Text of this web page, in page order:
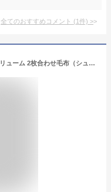
全てのおすすめコメント (1件) >
ダブル 昭和西川 ふっくらあたたか ボリューム 2枚合わせ毛布（シュリー）約3.2kg ブラウン・グレー